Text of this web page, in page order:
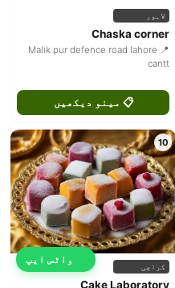
لاہور
Chaska corner
📍 Malik pur defence road lahore
cantt
📋 مینو دیکھیں
10
کراچی
Cake Laboratory
واٹس ایپ